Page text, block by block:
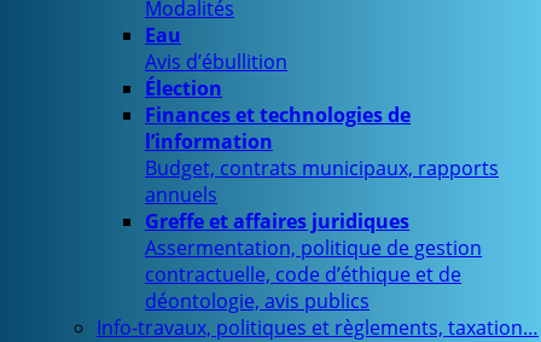
Modalités
Eau
Avis d’ébullition
Élection
Finances et technologies de
l’information
Budget, contrats municipaux, rapports
annuels
Greffe et affaires juridiques
Assermentation, politique de gestion
contractuelle, code d’éthique et de
déontologie, avis publics
Info-travaux, politiques et règlements, taxation…